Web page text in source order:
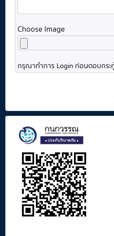
Choose Image
กรุณาทำการ Login ก่อนตอบกระ